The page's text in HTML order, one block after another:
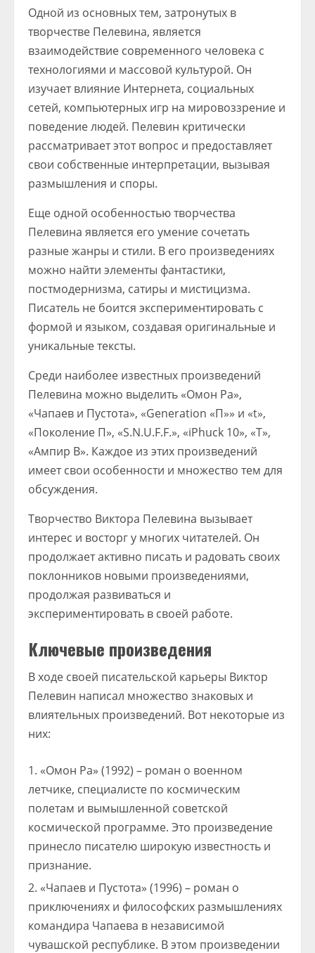
Одной из основных тем, затронутых в
творчестве Пелевина, является
взаимодействие современного человека с
технологиями и массовой культурой. Он
изучает влияние Интернета, социальных
сетей, компьютерных игр на мировоззрение и
поведение людей. Пелевин критически
рассматривает этот вопрос и предоставляет
свои собственные интерпретации, вызывая
размышления и споры.
Еще одной особенностью творчества
Пелевина является его умение сочетать
разные жанры и стили. В его произведениях
можно найти элементы фантастики,
постмодернизма, сатиры и мистицизма.
Писатель не боится экспериментировать с
формой и языком, создавая оригинальные и
уникальные тексты.
Среди наиболее известных произведений
Пелевина можно выделить «Омон Ра»,
«Чапаев и Пустота», «Generation «П»» и «t»,
«Поколение П», «S.N.U.F.F.», «iPhuck 10», «Т»,
«Ампир В». Каждое из этих произведений
имеет свои особенности и множество тем для
обсуждения.
Творчество Виктора Пелевина вызывает
интерес и восторг у многих читателей. Он
продолжает активно писать и радовать своих
поклонников новыми произведениями,
продолжая развиваться и
экспериментировать в своей работе.
Ключевые произведения
В ходе своей писательской карьеры Виктор
Пелевин написал множество знаковых и
влиятельных произведений. Вот некоторые из
них:
«Омон Ра» (1992) – роман о военном
летчике, специалисте по космическим
полетам и вымышленной советской
космической программе. Это произведение
принесло писателю широкую известность и
признание.
«Чапаев и Пустота» (1996) – роман о
приключениях и философских размышлениях
командира Чапаева в независимой
чувашской республике. В этом произведении